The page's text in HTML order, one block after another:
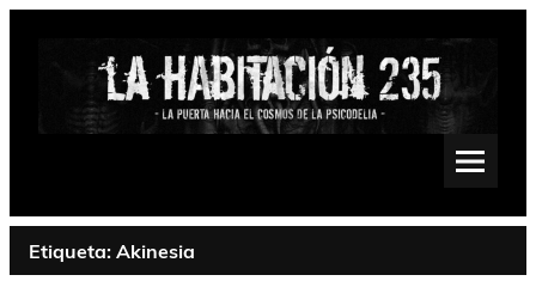
Saltar
Psychedelic, Stoner, Doom, Sludge, Fuzz, Space, Drone
Etiqueta: Akinesia